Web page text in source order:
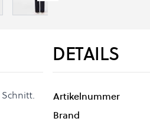
DETAILS
Artikelnummer
Brand